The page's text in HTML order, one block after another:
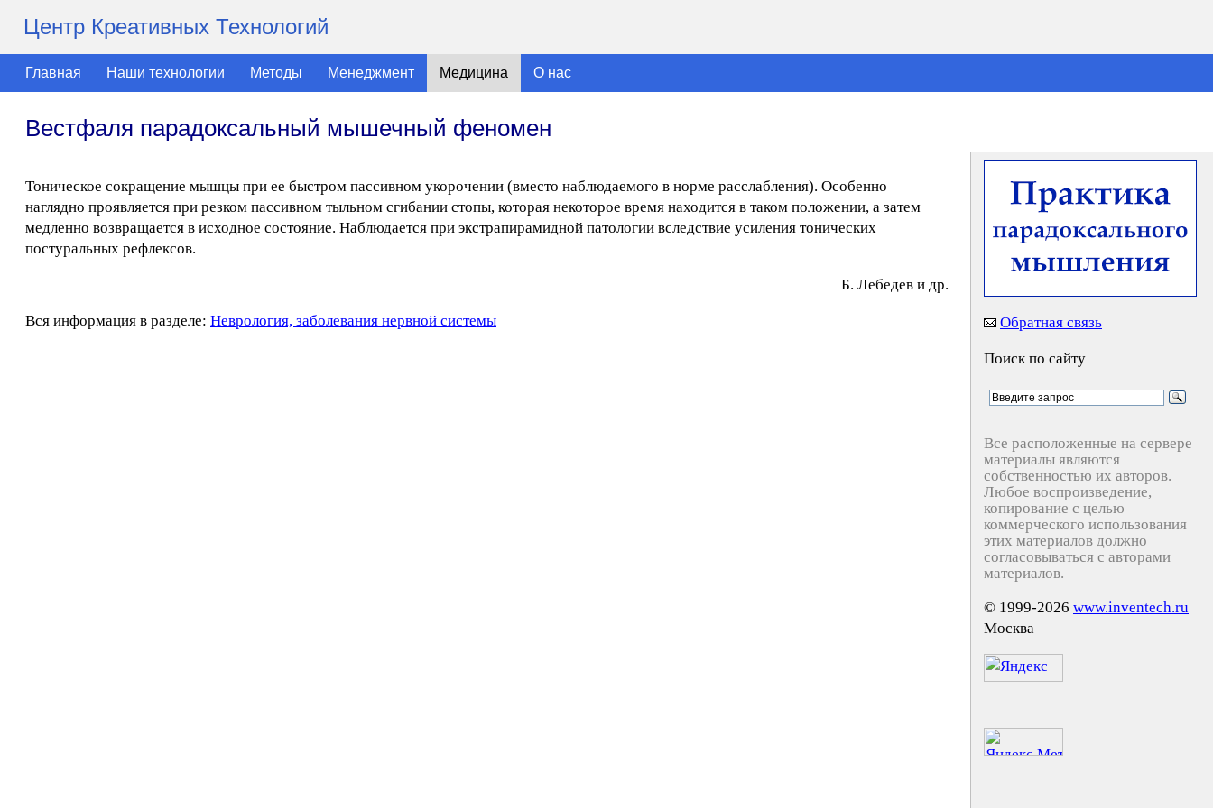
Центр Креативных Технологий
Главная Наши технологии Методы Менеджмент Медицина О нас
Вестфаля парадоксальный мышечный феномен
Тоническое сокращение мышцы при ее быстром пассивном укорочении (вместо наблюдаемого в норме расслабления). Особенно
наглядно проявляется при резком пассивном тыльном сгибании стопы, которая некоторое время находится в таком положении, а затем
медленно возвращается в исходное состояние. Наблюдается при экстрапирамидной патологии вследствие усиления тонических
постуральных рефлексов.
Б. Лeбeдeв и др.
Вся информация в разделе: Неврология, заболевания нервной системы Обратная связь
Поиск по сайту
Все расположенные на сервере
материалы являются
собственностью их авторов.
Любое воспроизведение,
копирование с целью
коммерческого использования
этих материалов должно
согласовываться с авторами
материалов.
© 1999-2026 www.inventech.ru
Москва